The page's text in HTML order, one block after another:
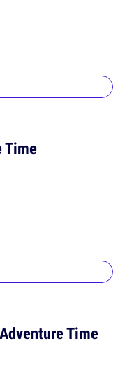
Time
Time